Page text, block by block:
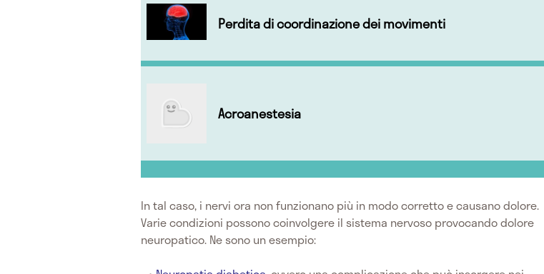
Perdita di coordinazione dei movimenti
Acroanestesia
In tal caso, i nervi ora non funzionano più in modo corretto e causano dolore.
Varie condizioni possono coinvolgere il sistema nervoso provocando dolore
neuropatico. Ne sono un esempio: